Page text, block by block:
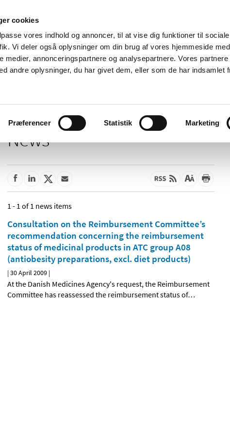
cookies
vores indhold og annoncer, til at vise dig funktioner til
Vi deler også oplysninger om din brug af vores hjemmeside
medier, annonceringspartnere og analysepartnere. Vores partnere
andre oplysninger, du har givet dem, eller som de har indsamlet
Præferencer Statistik Marketing
News About us Contact us
product
Reimbursement and
Pharmacies and sale of
News
1 - 1 of 1 news items
Consultation on the Reimbursement Committee’s
recommendation concerning the reimbursement
status of medicinal products in ATC group A08
(antiobesity preparations, excl. diet products)
|30 April 2009 |
At the Danish Medicines Agency's request, the Reimbursement
Committee has reassessed the reimbursement status of…